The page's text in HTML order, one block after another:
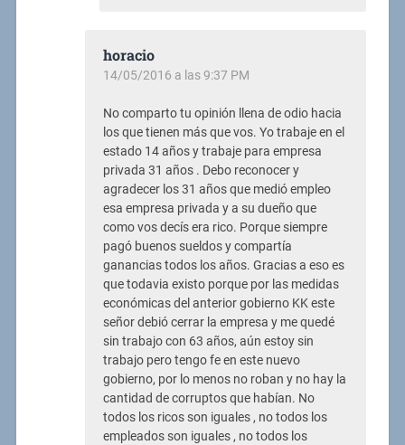
horacio
14/05/2016 a las 9:37 PM
No comparto tu opinión llena de odio hacia
los que tienen más que vos. Yo trabaje en el
estado 14 años y trabaje para empresa
privada 31 años . Debo reconocer y
agradecer los 31 años que medió empleo
esa empresa privada y a su dueño que
como vos decís era rico. Porque siempre
pagó buenos sueldos y compartía
ganancias todos los años. Gracias a eso es
que todavia existo porque por las medidas
económicas del anterior gobierno KK este
señor debió cerrar la empresa y me quedé
sin trabajo con 63 años, aún estoy sin
trabajo pero tengo fe en este nuevo
gobierno, por lo menos no roban y no hay la
cantidad de corruptos que habían. No
todos los ricos son iguales , no todos los
empleados son iguales , no todos los